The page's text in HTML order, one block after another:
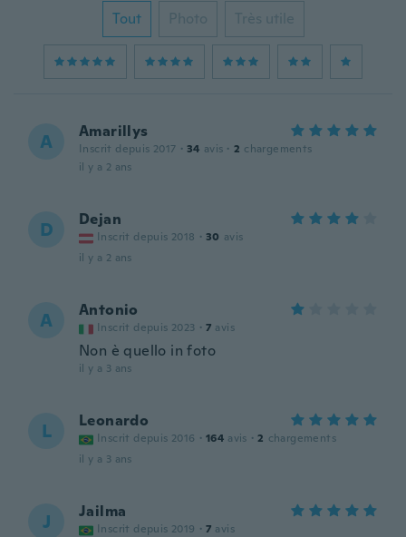
Tout Photo Très utile
A Amarillys
Inscrit depuis 2017 · 34 avis · 2 chargements
il y a 2 ans
D Dejan
Inscrit depuis 2018 · 30 avis
il y a 2 ans
A Antonio
Inscrit depuis 2023 · 7 avis
Non è quello in foto
il y a 3 ans
L Leonardo
Inscrit depuis 2016 · 164 avis · 2 chargements
il y a 3 ans
J Jailma
Inscrit depuis 2019 · 7 avis